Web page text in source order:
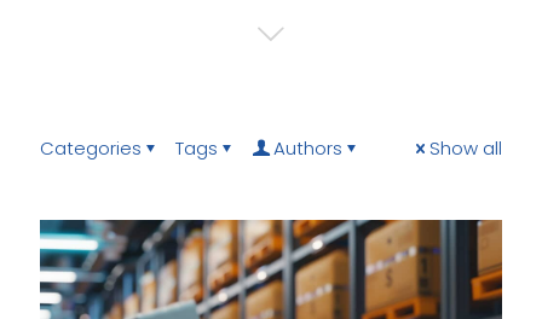
Categories Tags Authors Show all